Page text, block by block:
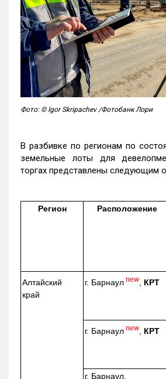
Фото: © Igor Skripachev /Фотобанк Лори
В разбивке по регионам по
земельные лоты для
торгах представлены следующим
Регион Расположение
Алтайский
край
г. Барнаул new КРТ
г. Барнаул new КРТ
г. Барнаул,